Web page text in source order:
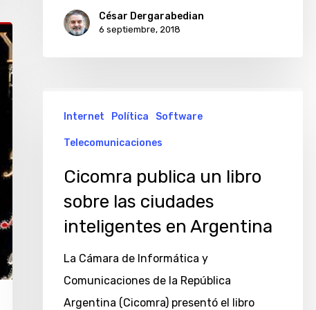
César Dergarabedian
6 septiembre, 2018
publica
sobre
ciudades
inteligentes
Argentina
Internet Política Software
Telecomunicaciones
Cicomra publica un libro
sobre las ciudades
inteligentes en Argentina
La Cámara de Informática y
Comunicaciones de la República
Argentina (Cicomra) presentó el libro